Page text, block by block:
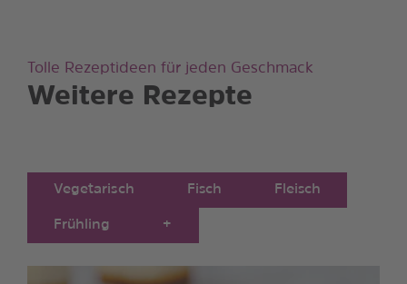
Weitere Rezepte
Tolle Rezeptideen für jeden Geschmack
Vegetarisch Fisch Fleisch
Frühling +